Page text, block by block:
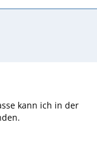
kann ich in der